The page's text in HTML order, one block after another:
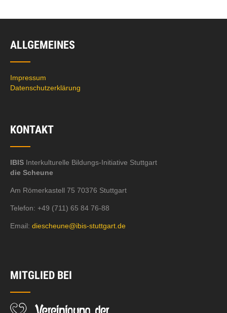
ALLGEMEINES
Impressum
Datenschutzerklärung
KONTAKT
IBIS Interkulturelle Bildungs-Initiative Stuttgart
die Scheune
Am Römerkastell 75 70376 Stuttgart
Telefon: +49 (711) 65 84 76-88
Email: diescheune@ibis-stuttgart.de
MITGLIED BEI